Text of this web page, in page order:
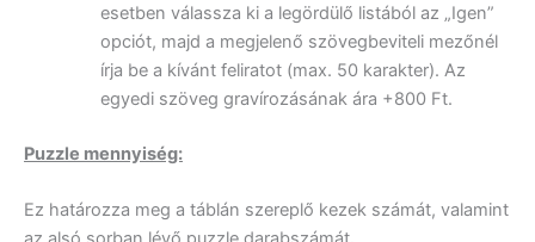
esetben válassza ki a legördülő listából az „Igen”
opciót, majd a megjelenő szövegbeviteli mezőnél
írja be a kívánt feliratot (max. 50 karakter). Az
egyedi szöveg gravírozásának ára +800 Ft.
Puzzle mennyiség:
Ez határozza meg a táblán szereplő kezek számát, valamint